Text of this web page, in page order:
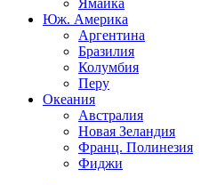
Ямайка
Юж. Америка
Аргентина
Бразилия
Колумбия
Перу
Океания
Австралия
Новая Зеландия
Франц. Полинезия
Фиджи